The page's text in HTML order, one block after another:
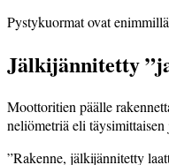
Pystykuormat ovat
Jälkijännitetty
Moottoritien päälle
neliömetriä eli
”Rakenne, jälkijännitetty